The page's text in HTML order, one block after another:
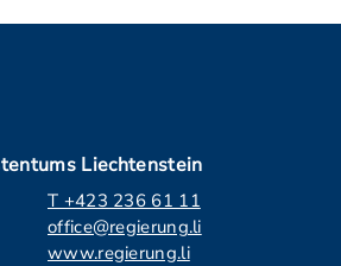
Liechtenstein
T +423 236 61 11
office@regierung.li
www.regierung.li